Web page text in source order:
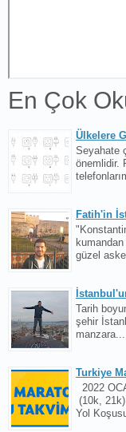
En Çok
Ülkelere
Seyahate
önemlidir.
Fatih'in
güzel
Tarih
şehir
Turkiye
2022
(10k,
Yol